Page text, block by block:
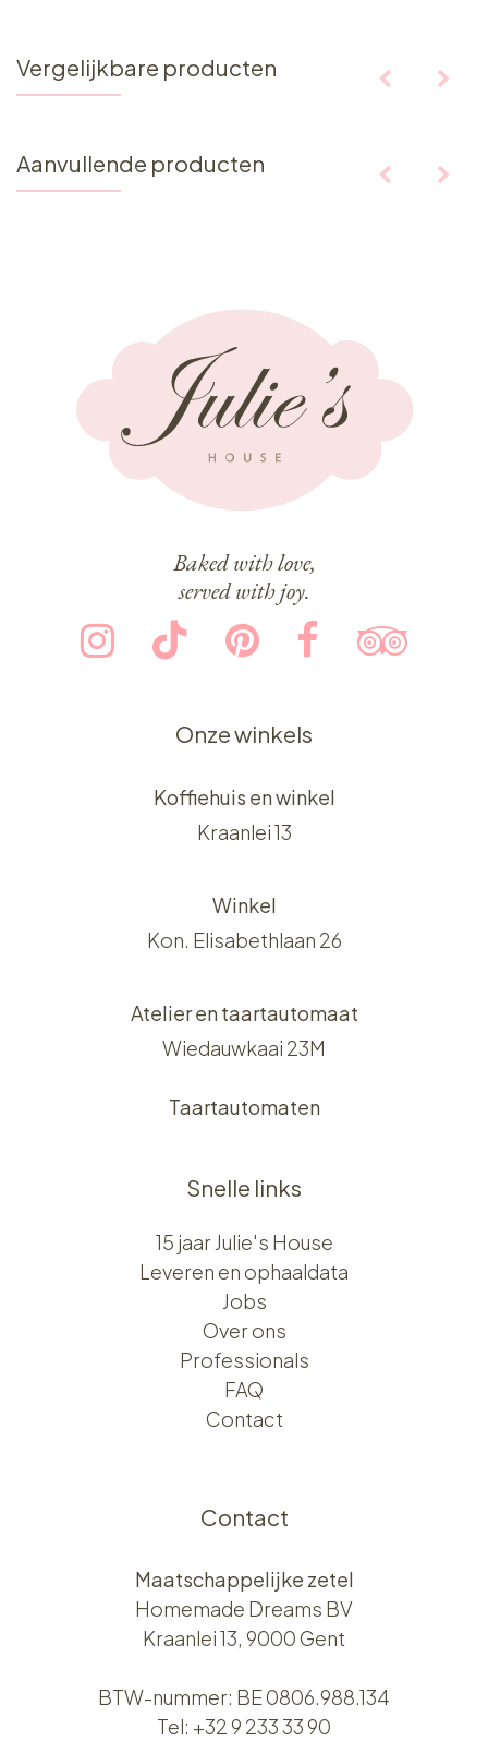
Vergelijkbare producten
Aanvullende producten
Baked with love,
served with joy.
Onze winkels
Koffiehuis en winkel
Kraanlei 13
Winkel
Kon. Elisabethlaan 26
Atelier en taartautomaat
Wiedauwkaai 23M
Taartautomaten
Snelle links
15 jaar Julie's House
Leveren en ophaaldata
Jobs
Over ons​​
Professionals
FAQ
Contact
Contact
Maatschappelijke zetel
Homemade Dreams BV
Kraanlei 13, 9000 Gent
BTW-nummer: BE 0806.988.134
Tel: +32 9 233 33 90